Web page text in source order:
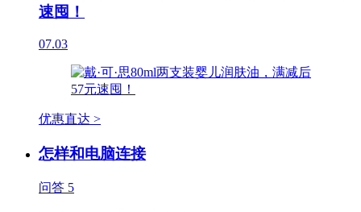
速囤！
07.03
优惠直达 >
怎样和电脑连接
问答 5